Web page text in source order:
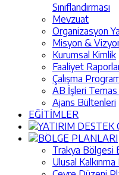
Sınıflandırması
Mevzuat
Organizasyon
Misyon &
Kurumsal Kimlik
Faaliyet
Çalışma
AB İşleri Temas
Ajans Bültenleri
EĞİTİMLER
YATIRIM DESTEK
BÖLGE PLANLARI
Trakya Bölgesi
Ulusal Kalkınma